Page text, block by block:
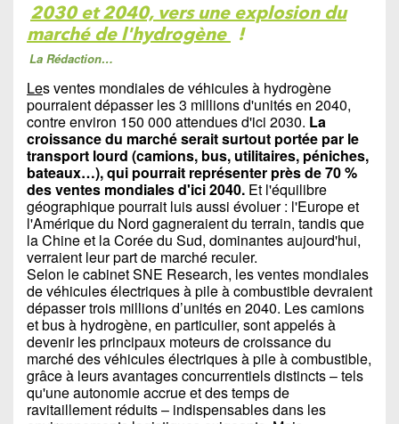
2030 et 2040, vers une explosion du
marché de l'hydrogène !
La Rédaction…
Les ventes mondiales de véhicules à hydrogène
pourraient dépasser les 3 millions d'unités en 2040,
contre environ 150 000 attendues d'ici 2030. La
croissance du marché serait surtout portée par le
transport lourd (camions, bus, utilitaires, péniches,
bateaux…), qui pourrait représenter près de 70 %
des ventes mondiales d'ici 2040. Et l'équilibre
géographique pourrait luis aussi évoluer : l'Europe et
l'Amérique du Nord gagneraient du terrain, tandis que
la Chine et la Corée du Sud, dominantes aujourd'hui,
verraient leur part de marché reculer.
Selon le cabinet SNE Research, les ventes mondiales
de véhicules électriques à pile à combustible devraient
dépasser trois millions d’unités en 2040. Les camions
et bus à hydrogène, en particulier, sont appelés à
devenir les principaux moteurs de croissance du
marché des véhicules électriques à pile à combustible,
grâce à leurs avantages concurrentiels distincts – tels
qu'une autonomie accrue et des temps de
ravitaillement réduits – indispensables dans les